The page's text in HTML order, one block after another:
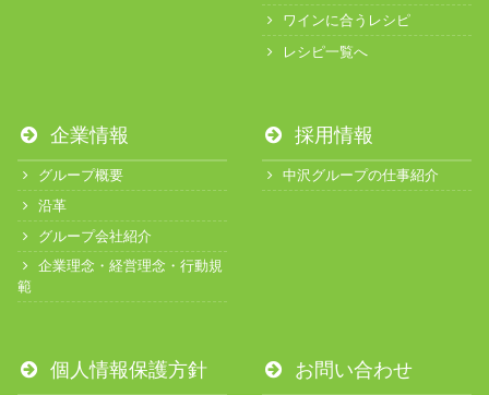
ワインに合うレシピ
レシピ一覧へ
企業情報
グループ概要
沿革
グループ会社紹介
企業理念・経営理念・行動規
範
採用情報
中沢グループの仕事紹介
個人情報保護方針 お問い合わせ